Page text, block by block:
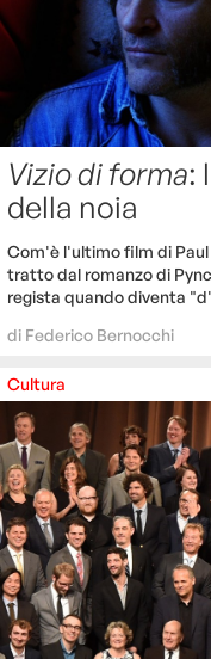
Vizio di forma:
della noia
Com'è l'ultimo film di
tratto dal romanzo di
regista quando diventa
di Federico Bernocchi
Cultura